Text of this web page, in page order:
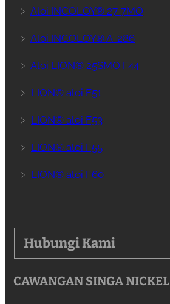
﹥ Aloi INCOLOY® 27-7MO
﹥ Aloi INCOLOY® A-286
﹥ Aloi LION® 25SMO F44
﹥ LION® aloi F51
﹥ LION® aloi F53
﹥ LION® aloi F55
﹥ LION® aloi F60
Hubungi Kami
CAWANGAN SINGA NICKEL